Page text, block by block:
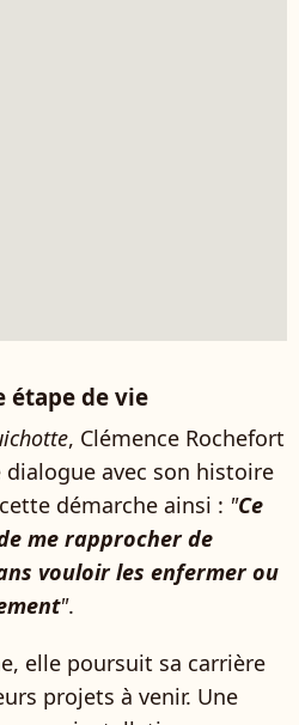
étape de vie
, Clémence Rochefort
avec son histoire
démarche ainsi : "Ce
me rapprocher de
vouloir les enfermer ou
".
elle poursuit sa carrière
projets à venir. Une